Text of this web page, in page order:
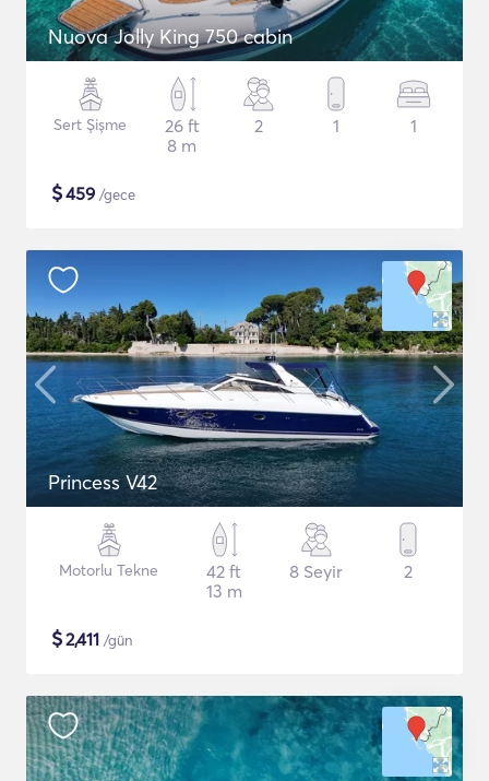
Nuova Jolly King 750 cabin
Sert Şişme
26 ft
8 m
2 1 1
$459 /gece
Princess V42
Motorlu Tekne
42 ft
13 m
8 Seyir 2
$2,411 /gün